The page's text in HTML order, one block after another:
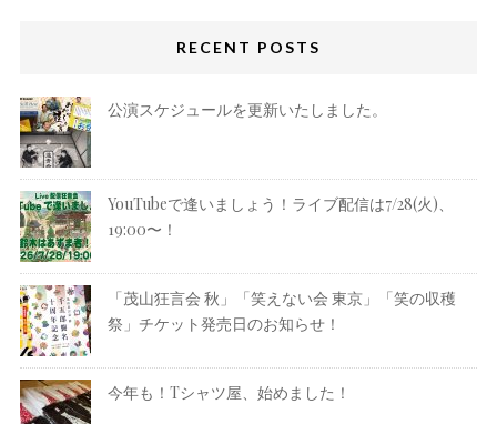
RECENT POSTS
公演スケジュールを更新いたしました。
YouTubeで逢いましょう！ライブ配信は7/28(火)、
19:00〜！
「茂山狂言会 秋」「笑えない会 東京」「笑の収穫
祭」チケット発売日のお知らせ！
今年も！Tシャツ屋、始めました！